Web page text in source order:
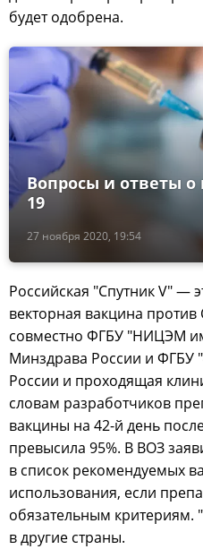
будет одобрена.
27 ноября 2020, 19:54
Вопросы и ответы о
19
Российская "Спутник V" —
векторная вакцина против
совместно ФГБУ "НИЦЭМ
Минздрава России и
России и проходящая
словам разработчиков
вакцины на 42-й день
превысила 95%. В ВОЗ
в список рекомендуемых
использования, если
обязательным критериям.
в другие страны.